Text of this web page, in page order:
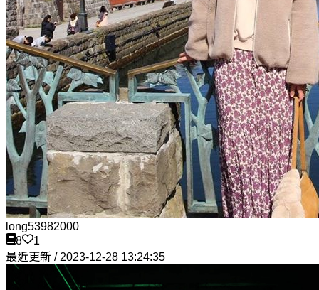
long53982000
8
1
最近更新 / 2023-12-28 13:24:35